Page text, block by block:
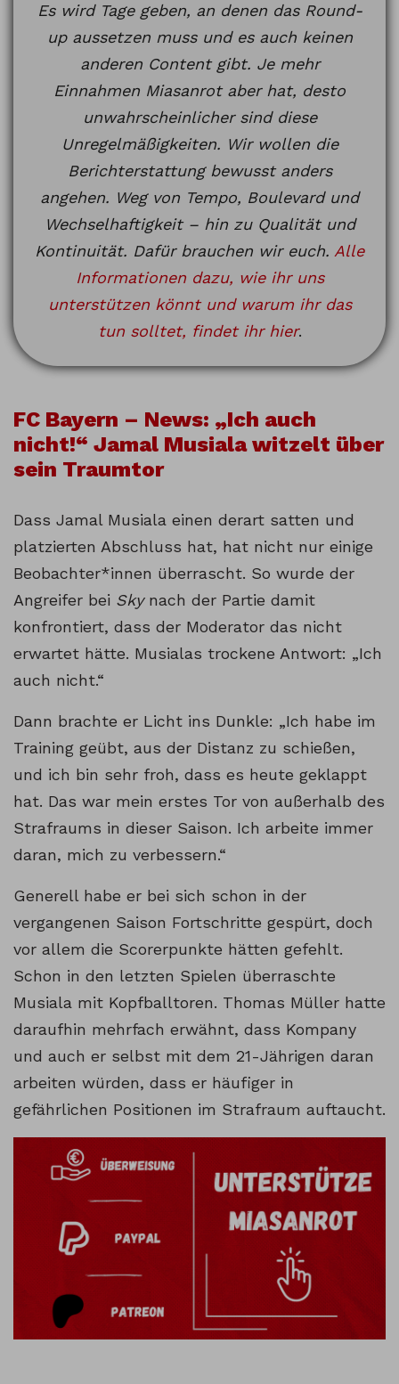
Es wird Tage geben, an denen das Round-
up aussetzen muss und es auch keinen
anderen Content gibt. Je mehr
Einnahmen Miasanrot aber hat, desto
unwahrscheinlicher sind diese
Unregelmäßigkeiten. Wir wollen die
Berichterstattung bewusst anders
angehen. Weg von Tempo, Boulevard und
Wechselhaftigkeit – hin zu Qualität und
Kontinuität. Dafür brauchen wir euch. Alle
Informationen dazu, wie ihr uns
unterstützen könnt und warum ihr das
tun solltet, findet ihr hier.
FC Bayern – News: „Ich auch
nicht!“ Jamal Musiala witzelt über
sein Traumtor
Dass Jamal Musiala einen derart satten und
platzierten Abschluss hat, hat nicht nur einige
Beobachter*innen überrascht. So wurde der
Angreifer bei Skynach der Partie damit
konfrontiert, dass der Moderator das nicht
erwartet hätte. Musialas trockene Antwort: „Ich
auch nicht.“
Dann brachte er Licht ins Dunkle: „Ich habe im
Training geübt, aus der Distanz zu schießen,
und ich bin sehr froh, dass es heute geklappt
hat. Das war mein erstes Tor von außerhalb des
Strafraums in dieser Saison. Ich arbeite immer
daran, mich zu verbessern.“
Generell habe er bei sich schon in der
vergangenen Saison Fortschritte gespürt, doch
vor allem die Scorerpunkte hätten gefehlt.
Schon in den letzten Spielen überraschte
Musiala mit Kopfballtoren. Thomas Müller hatte
daraufhin mehrfach erwähnt, dass Kompany
und auch er selbst mit dem 21-Jährigen daran
arbeiten würden, dass er häufiger in
gefährlichen Positionen im Strafraum auftaucht.